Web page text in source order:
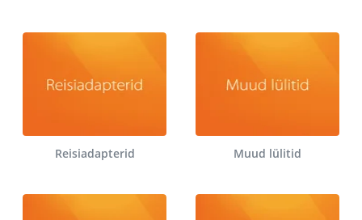
Reisiadapterid Muud lülitid